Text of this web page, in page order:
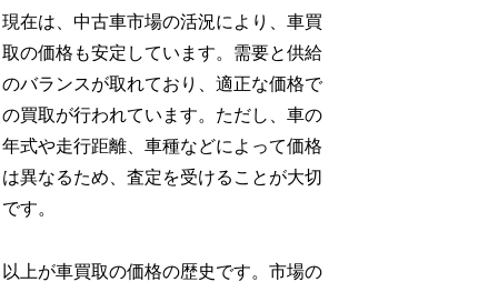
現在は、中古車市場の活況により、車買
取の価格も安定しています。需要と供給
のバランスが取れており、適正な価格で
の買取が行われています。ただし、車の
年式や走行距離、車種などによって価格
は異なるため、査定を受けることが大切
です。
以上が車買取の価格の歴史です。市場の